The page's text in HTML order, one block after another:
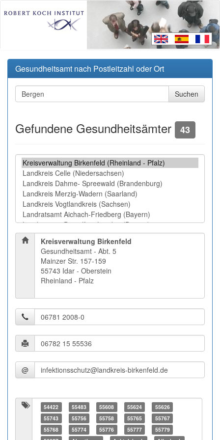
Gesundheitsamt nach Postleitzahl oder Ort
Gefundene Gesundheitsämter 43
Kreisverwaltung Birkenfeld
Gesundheitsamt - Abt. 5
Mainzer Str. 157-159
55743 Idar - Oberstein
Rheinland - Pfalz
@
54422 55483 55608 55624
55626
55743
55756 55758 55765
55767
55768
55774 55776 55777
55779